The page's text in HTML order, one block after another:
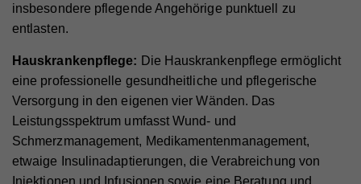
insbesondere pflegende Angehörige punktuell zu
entlasten.
Hauskrankenpflege: Die Hauskrankenpflege ermöglicht
eine professionelle gesundheitliche und pflegerische
Versorgung in den eigenen vier Wänden. Das
Leistungsspektrum umfasst Wund- und
Schmerzmanagement, Medikamentenmanagement,
etwaige Insulinadaptierungen, die Verabreichung von
Injektionen und Infusionen sowie eine Beratung und
Laufzeit 2 Jahre
Name _gat
Anbieter Whatchado
Laufzeit 1 Minute
Anbieter Google Universal Analytics
Laufzeit 1 Minute
Zweck
Wird von Google Analytics verwendet, um die
Anforderungsrate einzuschränken.
werden können.